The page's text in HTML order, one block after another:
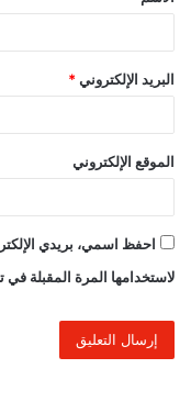
البريد الإلكتروني *
الموقع الإلكتروني
احفظ اسمي، بريدي
لاستخدامها المرة المقبلة في